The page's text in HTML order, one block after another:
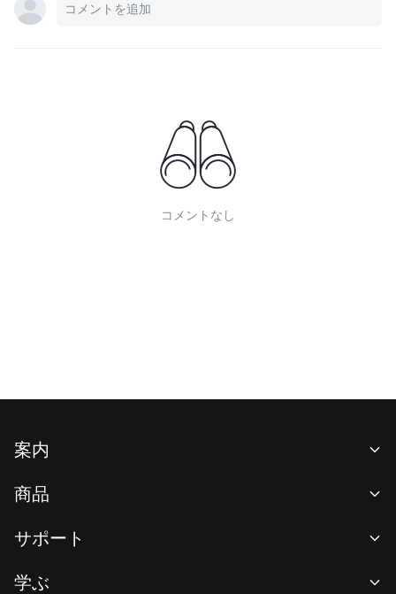
コメントなし
案内
ニュースルーム
F1 Oracle Red Bull Racing 公式スポンサー
商品
現物取引
サポート
学ぶ